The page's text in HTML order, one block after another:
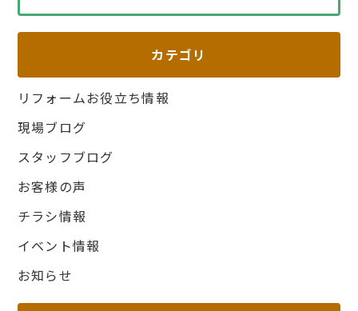
カテゴリ
リフォームお役立ち情報
現場ブログ
スタッフブログ
お客様の声
チラシ情報
イベント情報
お知らせ